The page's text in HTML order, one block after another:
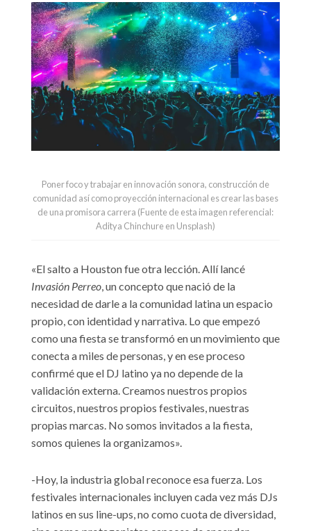
Poner foco y trabajar en innovación sonora, construcción de
comunidad así como proyección internacional es crear las bases
de una promisora carrera (Fuente de esta imagen referencial:
Aditya Chinchure en Unsplash)
«El salto a Houston fue otra lección. Allí lancé
Invasión Perreo, un concepto que nació de la
necesidad de darle a la comunidad latina un espacio
propio, con identidad y narrativa. Lo que empezó
como una fiesta se transformó en un movimiento que
conecta a miles de personas, y en ese proceso
confirmé que el DJ latino ya no depende de la
validación externa. Creamos nuestros propios
circuitos, nuestros propios festivales, nuestras
propias marcas. No somos invitados a la fiesta,
somos quienes la organizamos».
-Hoy, la industria global reconoce esa fuerza. Los
festivales internacionales incluyen cada vez más DJs
latinos en sus line-ups, no como cuota de diversidad,